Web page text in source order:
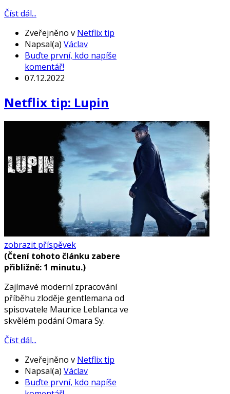
Číst dál...
Zveřejněno v Netflix tip
Napsal(a) Václav
Buďte první, kdo napíše
komentář!
07.12.2022
Netflix tip: Lupin
zobrazit příspěvek
(Čtení tohoto článku zabere
přibližně: 1 minutu.)
Zajímavé moderní zpracování
příběhu zloděje gentlemana od
spisovatele Maurice Leblanca ve
skvělém podání Omara Sy.
Číst dál...
Zveřejněno v Netflix tip
Napsal(a) Václav
Buďte první, kdo napíše